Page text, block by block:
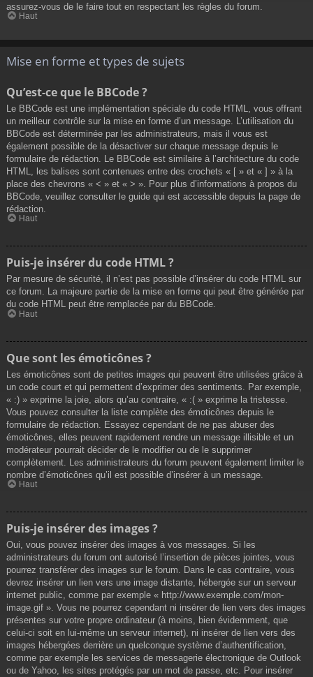
assurez-vous de le faire tout en respectant les règles du forum.
Haut
Mise en forme et types de sujets
Qu’est-ce que le BBCode ?
Le BBCode est une implémentation spéciale du code HTML, vous offrant
un meilleur contrôle sur la mise en forme d’un message. L’utilisation du
BBCode est déterminée par les administrateurs, mais il vous est
également possible de la désactiver sur chaque message depuis le
formulaire de rédaction. Le BBCode est similaire à l’architecture du code
HTML, les balises sont contenues entre des crochets « [ » et « ] » à la
place des chevrons « < » et « > ». Pour plus d’informations à propos du
BBCode, veuillez consulter le guide qui est accessible depuis la page de
rédaction.
Haut
Puis-je insérer du code HTML ?
Par mesure de sécurité, il n’est pas possible d’insérer du code HTML sur
ce forum. La majeure partie de la mise en forme qui peut être générée par
du code HTML peut être remplacée par du BBCode.
Haut
Que sont les émoticônes ?
Les émoticônes sont de petites images qui peuvent être utilisées grâce à
un code court et qui permettent d’exprimer des sentiments. Par exemple,
« :) » exprime la joie, alors qu’au contraire, « :( » exprime la tristesse.
Vous pouvez consulter la liste complète des émoticônes depuis le
formulaire de rédaction. Essayez cependant de ne pas abuser des
émoticônes, elles peuvent rapidement rendre un message illisible et un
modérateur pourrait décider de le modifier ou de le supprimer
complètement. Les administrateurs du forum peuvent également limiter le
nombre d’émoticônes qu’il est possible d’insérer à un message.
Haut
Puis-je insérer des images ?
Oui, vous pouvez insérer des images à vos messages. Si les
administrateurs du forum ont autorisé l’insertion de pièces jointes, vous
pourrez transférer des images sur le forum. Dans le cas contraire, vous
devrez insérer un lien vers une image distante, hébergée sur un serveur
internet public, comme par exemple « http://www.exemple.com/mon-
image.gif ». Vous ne pourrez cependant ni insérer de lien vers des images
présentes sur votre propre ordinateur (à moins, bien évidemment, que
celui-ci soit en lui-même un serveur internet), ni insérer de lien vers des
images hébergées derrière un quelconque système d’authentification,
comme par exemple les services de messagerie électronique de Outlook
ou de Yahoo, les sites protégés par un mot de passe, etc. Pour insérer